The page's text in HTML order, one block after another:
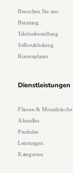
Besuchen Sie uns
Beratung
Telefonbestellung
Selbstabholung
Routenplaner
Dienstleistungen
Fliesen & Mosaiktische
Aktuelles
Produkte
Leistungen
Kategorien